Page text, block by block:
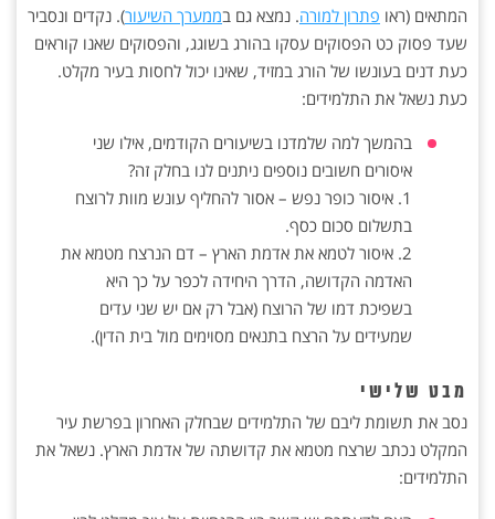
המתאים (ראו פתרון למורה. נמצא גם בממערך השיעור). נקדים ונסביר
שעד פסוק כט הפסוקים עסקו בהורג בשוגג, והפסוקים שאנו קוראים
כעת דנים בעונשו של הורג במזיד, שאינו יכול לחסות בעיר מקלט.
כעת נשאל את התלמידים:
בהמשך למה שלמדנו בשיעורים הקודמים, אילו שני
איסורים חשובים נוספים ניתנים לנו בחלק זה?
1. איסור כופר נפש – אסור להחליף עונש מוות לרוצח
בתשלום סכום כסף.
2. איסור לטמא את אדמת הארץ – דם הנרצח מטמא את
האדמה הקדושה, הדרך היחידה לכפר על כך היא
בשפיכת דמו של הרוצח (אבל רק אם יש שני עדים
שמעידים על הרצח בתנאים מסוימים מול בית הדין).
מבט שלישי
נסב את תשומת ליבם של התלמידים שבחלק האחרון בפרשת עיר
המקלט נכתב שרצח מטמא את קדושתה של אדמת הארץ. נשאל את
התלמידים: